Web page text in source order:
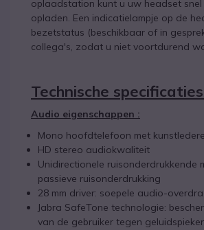
oplaadstation kunt u uw headset
opladen. Een indicatielampje op de
bezetstatus (beschikbaar of in
collega's, zodat u niet voortdurend
Technische
Audio eigenschappen :
Mono hoofdtelefoon met
HD stereo audiokwaliteit
Unidirectionele ruisonderdrukkende
passieve ruisonderdrukking
28 mm driver: soepele audio-
Jabra SafeTone technologie:
van de gebruiker tegen